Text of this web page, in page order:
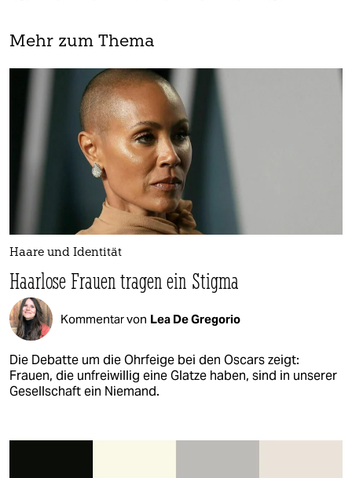
Mehr zum Thema
Haare und Identität
Haarlose Frauen tragen ein Stigma
Kommentar von Lea De Gregorio
Die Debatte um die Ohrfeige bei den Oscars zeigt:
Frauen, die unfreiwillig eine Glatze haben, sind in unserer
Gesellschaft ein Niemand.